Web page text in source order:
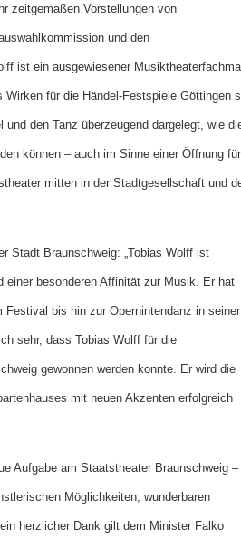
zeitgemäßen Vorstellungen von
und den
ist ein ausgewiesener
für die Händel-Festspiele Göttingen
den Tanz überzeugend dargelegt, wie
können – auch im Sinne einer Öffnung für
mitten in der Stadtgesellschaft und
Stadt Braunschweig: „Tobias Wolff ist
einer besonderen Affinität zur Musik. Er hat
bis hin zur Opernintendanz in seiner
sehr, dass Tobias Wolff für die
gewonnen werden konnte. Er wird die
mit neuen Akzenten erfolgreich
Aufgabe am Staatstheater Braunschweig –
Möglichkeiten, wunderbaren
herzlicher Dank gilt dem Minister Falko